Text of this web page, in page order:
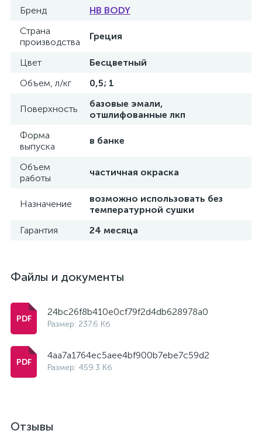
Бренд
HB BODY
Страна
производства
Греция
Цвет
Бесцветный
Объем, л/кг
0,5; 1
Поверхность
базовые эмали,
отшлифованные лкп
Форма
выпуска
в банке
Объем
работы
частичная окраска
Назначение
возможно использовать без
температурной сушки
Гарантия
24 месяца
Файлы и документы
24bc26f8b410e0cf79f2d4db628978a0
Размер: 237.6 Кб
4aa7a1764ec5aee4bf900b7ebe7c59d2
Размер: 459.3 Кб
Отзывы